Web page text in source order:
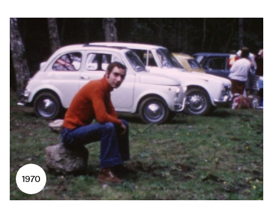
1970